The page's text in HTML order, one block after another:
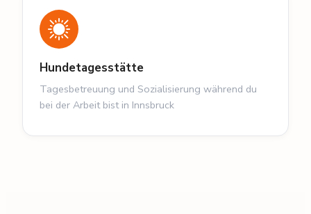
Hundetagesstätte
Tagesbetreuung und Sozialisierung während du
bei der Arbeit bist in Innsbruck